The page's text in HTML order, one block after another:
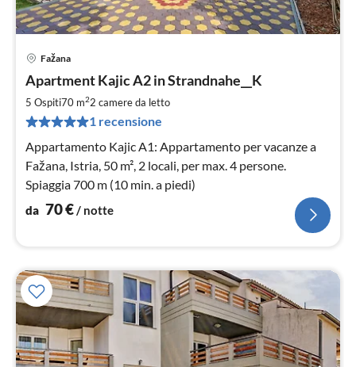
Fažana
Apartment Kajic A2 in Strandnahe__K
5 Ospiti70 m22 camere da letto
1 recensione
Appartamento Kajic A1: Appartamento per vacanze a
Fažana, Istria, 50 m², 2 locali, per max. 4 persone.
Spiaggia 700 m (10 min. a piedi)
da 70€ / notte